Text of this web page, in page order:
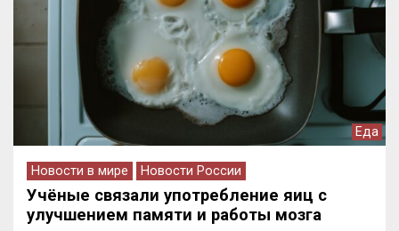
Еда
Новости в мире Новости России
Учёные связали употребление яиц с
улучшением памяти и работы мозга